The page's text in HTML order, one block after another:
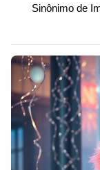
Sinônimo de